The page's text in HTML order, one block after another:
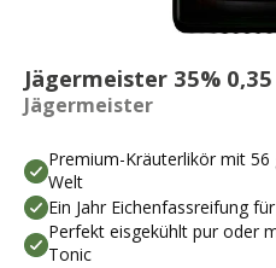
Jägermeister 35%
Jägermeister
Premium-Kräuterlikör mit
Welt
Ein Jahr Eichenfassreifung
Perfekt eisgekühlt pur oder
Tonic